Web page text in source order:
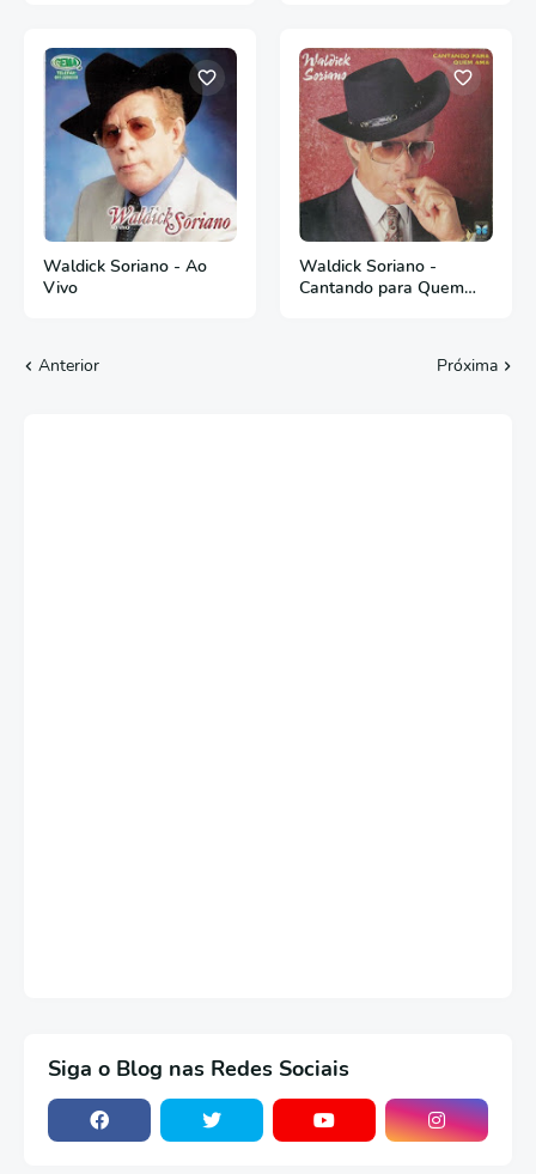
Waldick Soriano - Ao
Vivo
Waldick Soriano -
Cantando para Quem
Anterior Próxima
Siga o Blog nas Redes Sociais